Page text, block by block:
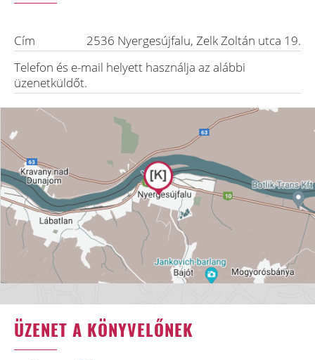
Cím 2536 Nyergesújfalu, Zelk Zoltán utca 19.
Telefon és e-mail helyett használja az alábbi
üzenetküldőt.
ÜZENET A KÖNYVELŐNEK